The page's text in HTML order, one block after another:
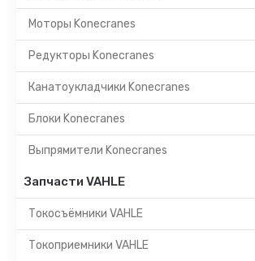
Моторы Konecranes
Редукторы Konecranes
Канатоукладчики Konecranes
Блоки Konecranes
Выпрямители Konecranes
Запчасти VAHLE
Токосъёмники VAHLE
Токоприемники VAHLE